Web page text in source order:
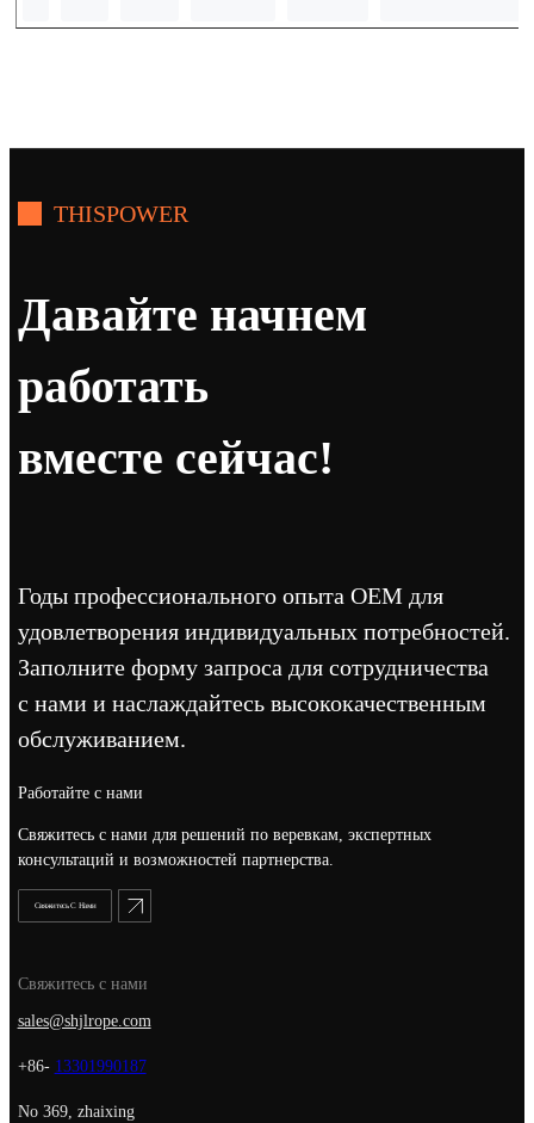
THISPOWER
Давайте начнем
работать
вместе сейчас!
Годы профессионального опыта OEM для
удовлетворения индивидуальных потребностей.
Заполните форму запроса для сотрудничества
с нами и наслаждайтесь высококачественным
обслуживанием.
Работайте с нами
Свяжитесь с нами для решений по веревкам, экспертных
консультаций и возможностей партнерства.
Свяжитесь С Нами
Свяжитесь с нами
sales@shjlrope.com
+86- 13301990187
No 369, zhaixing